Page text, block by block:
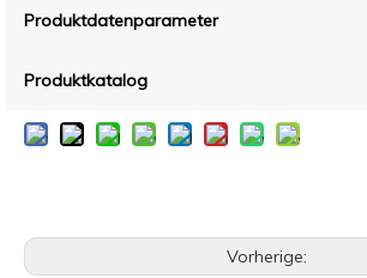
Produktdatenparameter
Produktkatalog
Vorherige: